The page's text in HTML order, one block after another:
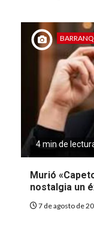
4 min de
Murió
nostalgia un
7 de agosto de